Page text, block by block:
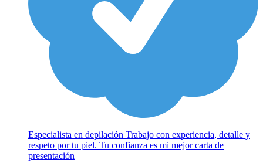
Especialista en depilación Trabajo con experiencia, detalle y
respeto por tu piel. Tu confianza es mi mejor carta de
presentación